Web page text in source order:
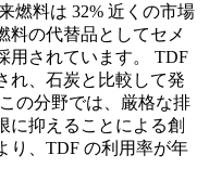
燃料は 32% 近くの市場
料の代替品としてセメ
用されています。 TDF
れ、石炭と比較して発
の分野では、厳格な排
に抑えることによる創
り、TDF の利用率が年